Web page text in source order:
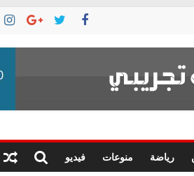
رياضة منوعات فيديو